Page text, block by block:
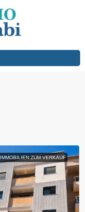
IMMOBILIEN ZUM VERKAUF